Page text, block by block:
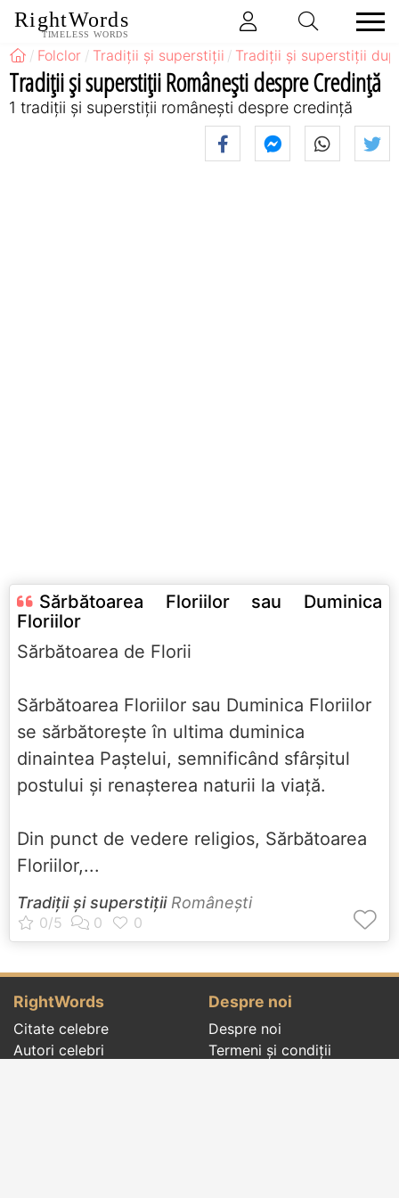
RightWords
TIMELESS WORDS
Folclor Tradiții și superstiții Tradiții și superstiții
Tradiții și superstiții Româneşti despre Credință
1 tradiții și superstiții româneşti despre credință
Sărbătoarea Floriilor sau Duminica
Floriilor
Sărbătoarea de Florii
Sărbătoarea Floriilor sau Duminica Floriilor
se sărbătorește în ultima duminica
dinaintea Paștelui, semnificând sfârșitul
postului și renașterea naturii la viață.
Din punct de vedere religios, Sărbătoarea
Floriilor,...
Tradiții și superstițiiRomâneşti
RightWords
Citate celebre
Autori celebri
Despre noi
Despre noi
Termeni și condiții